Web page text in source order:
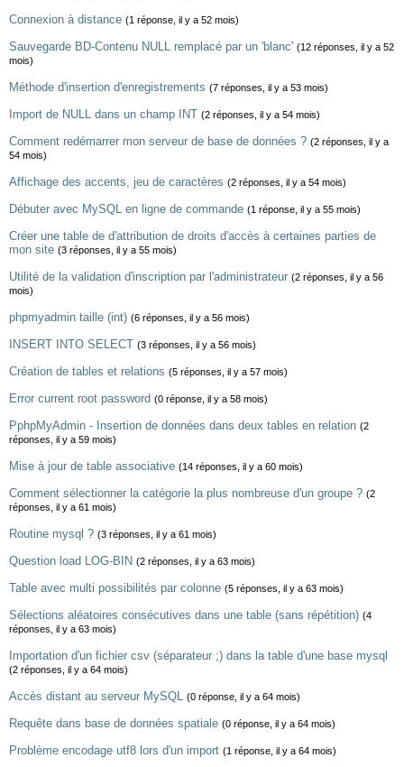
Connexion à distance (1 réponse, il y a 52 mois)
Sauvegarde BD-Contenu NULL remplacé par un 'blanc' (12 réponses, il y a 52
mois)
Méthode d'insertion d'enregistrements (7 réponses, il y a 53 mois)
Import de NULL dans un champ INT (2 réponses, il y a 54 mois)
Comment redémarrer mon serveur de base de données ? (2 réponses, il y a
54 mois)
Affichage des accents, jeu de caractères (2 réponses, il y a 54 mois)
Débuter avec MySQL en ligne de commande (1 réponse, il y a 55 mois)
Créer une table de d'attribution de droits d'accès à certaines parties de
mon site (3 réponses, il y a 55 mois)
Utilité de la validation d'inscription par l'administrateur (2 réponses, il y a 56
mois)
phpmyadmin taille (int) (6 réponses, il y a 56 mois)
INSERT INTO SELECT (3 réponses, il y a 56 mois)
Création de tables et relations (5 réponses, il y a 57 mois)
Error current root password (0 réponse, il y a 58 mois)
PphpMyAdmin - Insertion de données dans deux tables en relation (2
réponses, il y a 59 mois)
Mise à jour de table associative (14 réponses, il y a 60 mois)
Comment sélectionner la catégorie la plus nombreuse d'un groupe ? (2
réponses, il y a 61 mois)
Routine mysql ? (3 réponses, il y a 61 mois)
Question load LOG-BIN (2 réponses, il y a 63 mois)
Table avec multi possibilités par colonne (5 réponses, il y a 63 mois)
Sélections aléatoires consécutives dans une table (sans répétition) (4
réponses, il y a 63 mois)
Importation d'un fichier csv (séparateur ;) dans la table d'une base mysql
(2 réponses, il y a 64 mois)
Accès distant au serveur MySQL (0 réponse, il y a 64 mois)
Requête dans base de données spatiale (0 réponse, il y a 64 mois)
Problème encodage utf8 lors d'un import (1 réponse, il y a 64 mois)